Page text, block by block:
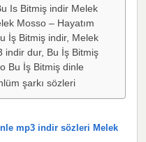
Is Bitmiş indir Melek
Mosso – Hayatım
İş Bitmiş indir, Melek
indir dur, Bu İş Bitmiş
Bu İş Bitmiş dinle
şarkı sözleri
mp3 indir sözleri Melek